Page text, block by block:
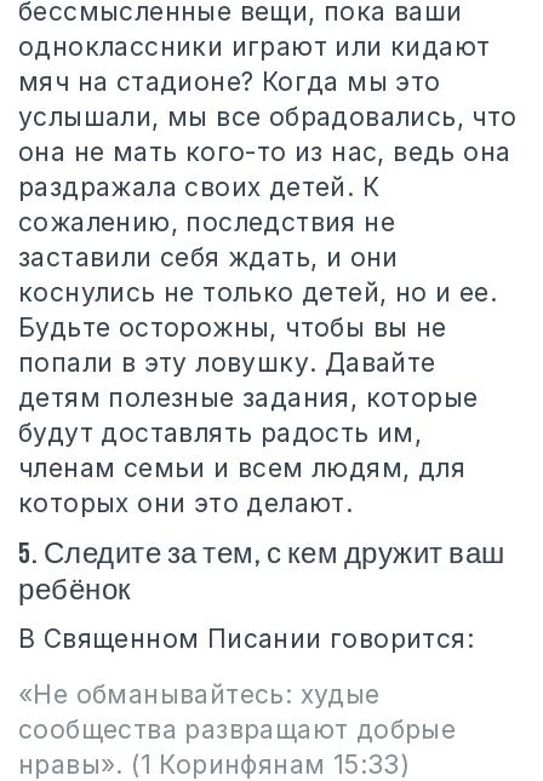
бессмысленные вещи, пока ваши
одноклассники играют или кидают
мяч на стадионе? Когда мы это
услышали, мы все обрадовались, что
она не мать кого-то из нас, ведь она
раздражала своих детей. К
сожалению, последствия не
заставили себя ждать, и они
коснулись не только детей, но и ее.
Будьте осторожны, чтобы вы не
попали в эту ловушку. Давайте
детям полезные задания, которые
будут доставлять радость им,
членам семьи и всем людям, для
которых они это делают.
5. Следите за тем, с кем дружит ваш
ребёнок
В Священном Писании говорится:
«Не обманывайтесь: худые
сообщества развращают добрые
нравы». (1 Коринфянам 15:33)